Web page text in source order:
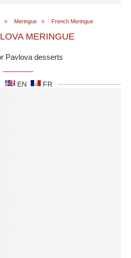
Meringue French Meringue
MERINGUE
Pavlova desserts
EN FR